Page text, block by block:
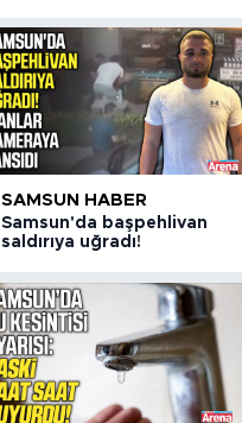
SAMSUN HABER
Samsun'da başpehlivan
saldırıya uğradı!